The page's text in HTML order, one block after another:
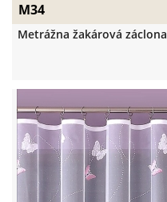
M34
Metrážna žakárová záclona